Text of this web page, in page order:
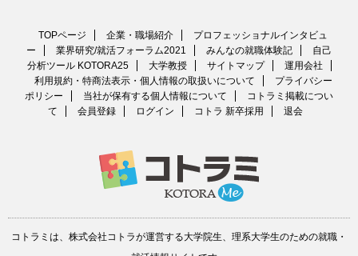
TOPページ 企業・職場紹介
プロフェッショナルインタビュ
ー
業界研究/就活フォーラム2021 みんなの就職体験記
自己
分析ツール KOTORA25
大学教授 サイトマップ
運用会社
利用規約・特商法表示・個人情報の取扱いについて
プライバシー
ポリシー
当社が保有する個人情報について
コトラミ掲載につい
て
会員登録 ログイン コトラ 新卒採用 退会
コトラミは、 株式会社コトラが運営する大学院生、理系大学生のための就職・